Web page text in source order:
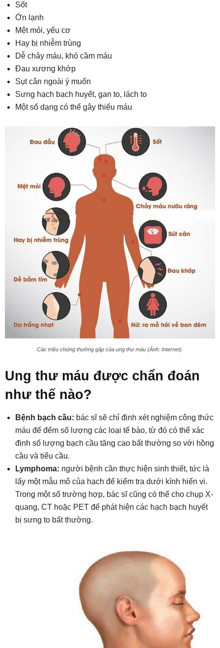
Sốt
Ớn lạnh
Mệt mỏi, yếu cơ
Hay bị nhiễm trùng
Dễ chảy máu, khó cầm máu
Đau xương khớp
Sụt cân ngoài ý muốn
Sưng hạch bạch huyết, gan to, lách to
Một số dạng có thể gây thiếu máu
Các triệu chứng thường gặp của ung thư máu (Ảnh: Internet).
Ung thư máu được chẩn đoán
như thế nào?
Bệnh bạch cầu: bác sĩ sẽ chỉ định xét nghiệm công thức
máu để đếm số lượng các loại tế bào, từ đó có thể xác
định số lượng bạch cầu tăng cao bất thường so với hồng
cầu và tiểu cầu.
Lymphoma: người bệnh cần thực hiện sinh thiết, tức là
lấy một mẫu mô của hạch để kiểm tra dưới kính hiển vi.
Trong một số trường hợp, bác sĩ cũng có thể cho chụp X-
quang, CT hoặc PET để phát hiện các hạch bạch huyết
bị sưng to bất thường.